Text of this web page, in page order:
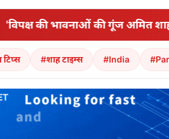
के प्रति': छात्र विरोध प्रदर्शन
#शाह टाइम्स #India